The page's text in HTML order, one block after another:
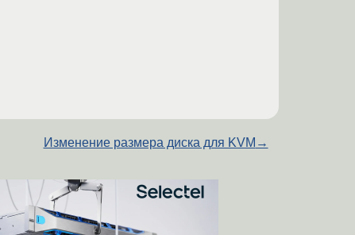
Изменение размера диска для KVM →